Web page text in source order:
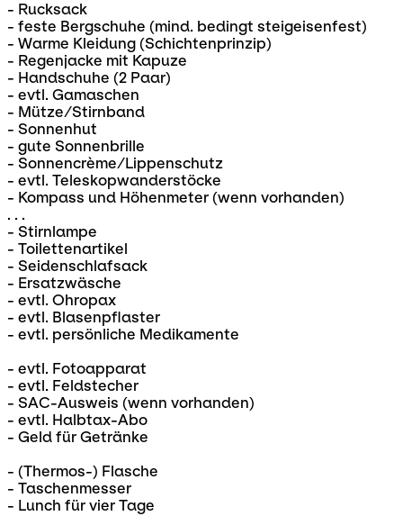
- Rucksack
- feste Bergschuhe (mind. bedingt steigeisenfest)
- Warme Kleidung (Schichtenprinzip)
- Regenjacke mit Kapuze
- Handschuhe (2 Paar)
- evtl. Gamaschen
- Mütze/Stirnband
- Sonnenhut
- gute Sonnenbrille
- Sonnencrème/Lippenschutz
- evtl. Teleskopwanderstöcke
- Kompass und Höhenmeter (wenn vorhanden)
. . .
- Stirnlampe
- Toilettenartikel
- Seidenschlafsack
- Ersatzwäsche
- evtl. Ohropax
- evtl. Blasenpflaster
- evtl. persönliche Medikamente
- evtl. Fotoapparat
- evtl. Feldstecher
- SAC-Ausweis (wenn vorhanden)
- evtl. Halbtax-Abo
- Geld für Getränke
- (Thermos-) Flasche
- Taschenmesser
- Lunch für vier Tage